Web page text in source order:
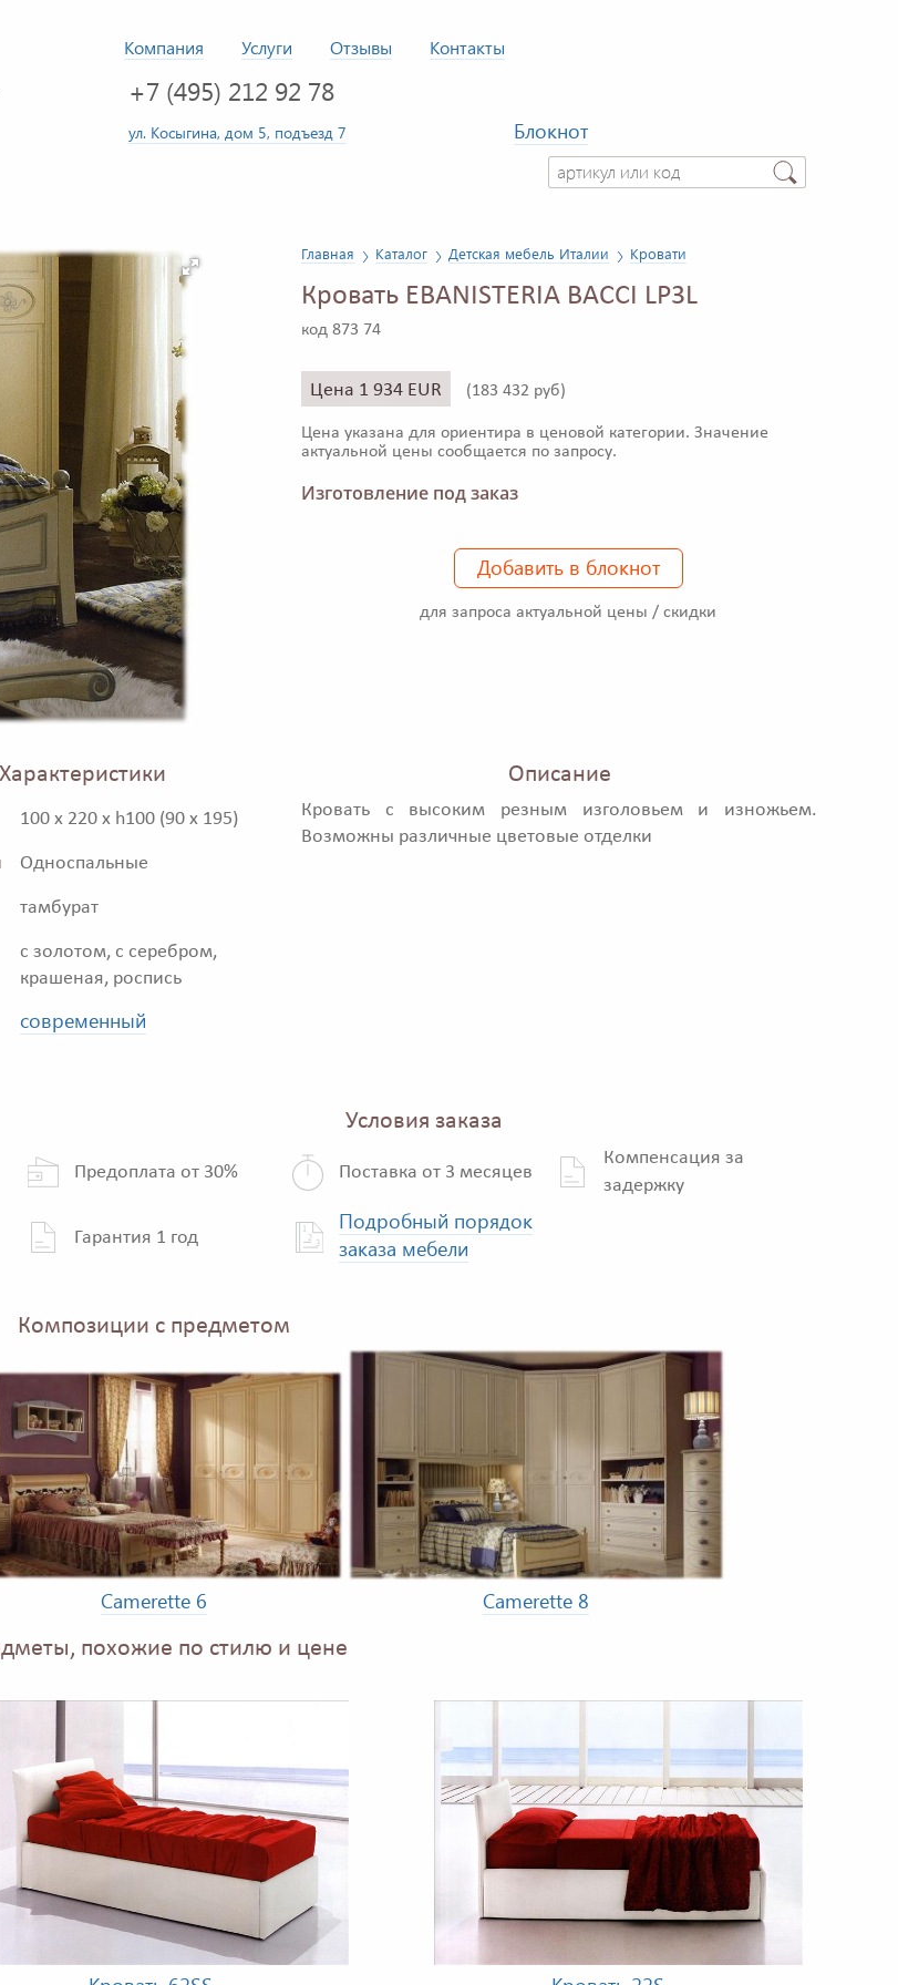
Компания Услуги Отзывы Контакты
+7 (495) 212 92 78
ул. Косыгина, дом 5, подъезд 7
Блокнот
Главная Каталог Детская мебель Италии Кровати
Кровать EBANISTERIA BACCI LP3L
код 873 74
Цена 1 934 EUR (183 432 руб)
Цена указана для ориентира в ценовой категории. Значение
актуальной цены сообщается по запросу.
Изготовление под заказ
Добавить в блокнот
для запроса актуальной цены / скидки
Характеристики
100 x 220 x h100 (90 x 195)
Односпальные
тамбурат
с золотом, с серебром,
крашеная, роспись
современный
Описание
Кровать с высоким резным изголовьем и изножьем.
Возможны различные цветовые отделки
Условия заказа
Предоплата от 30% Поставка от 3 месяцев
Компенсация за
задержку
Гарантия 1 год
Подробный порядок
заказа мебели
Композиции с предметом
Camerette 6 Camerette 8
похожие по стилю и цене